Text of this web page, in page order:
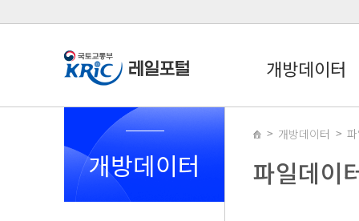
개방데이터
개방데이터
개방데이터
파일데이